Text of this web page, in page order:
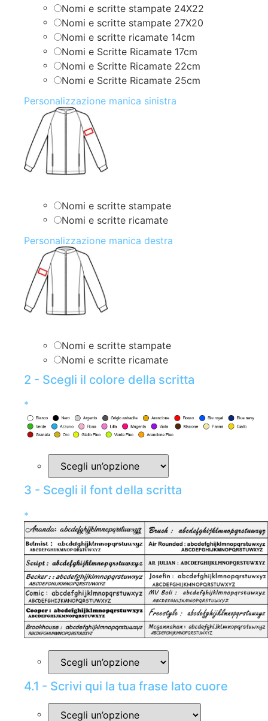
Nomi e scritte stampate 24X22
Nomi e scritte stampate 27X20
Nomi e scritte ricamate 14cm
Nomi e Scritte Ricamate 17cm
Nomi e Scritte Ricamate 22cm
Nomi e Scritte Ricamate 25cm
Personalizzazione manica sinistra
Nomi e scritte stampate
Nomi e scritte ricamate
Personalizzazione manica destra
Nomi e scritte stampate
Nomi e scritte ricamate
2 - Scegli il colore della scritta
*
3 - Scegli il font della scritta
*
4.1 - Scrivi qui la tua frase lato cuore